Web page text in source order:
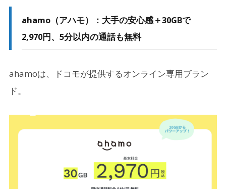
ahamo（アハモ）：大手の安心感＋30GBで
2,970円、5分以内の通話も無料
ahamoは、ドコモが提供するオンライン専用ブラン
ド。